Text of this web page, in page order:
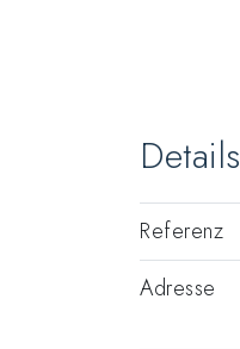
Details
Referenz
Adresse